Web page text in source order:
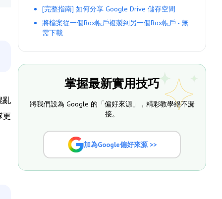
亂
更
[完整指南] 如何分享 Google Drive 儲存空間
將檔案從一個Box帳戶複製到另一個Box帳戶 - 無
需下載
掌握最新實用技巧
將我們設為 Google 的「偏好來源」，精彩教學絕不漏
接。
加為Google偏好來源 >>